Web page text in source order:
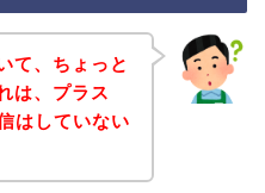
て、ちょっと
は、プラス
はしていない